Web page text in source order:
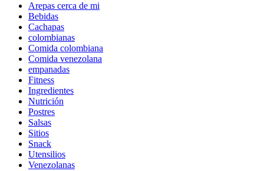
Arepas cerca de mi
Bebidas
Cachapas
colombianas
Comida colombiana
Comida venezolana
empanadas
Fitness
Ingredientes
Nutrición
Postres
Salsas
Sitios
Snack
Utensilios
Venezolanas